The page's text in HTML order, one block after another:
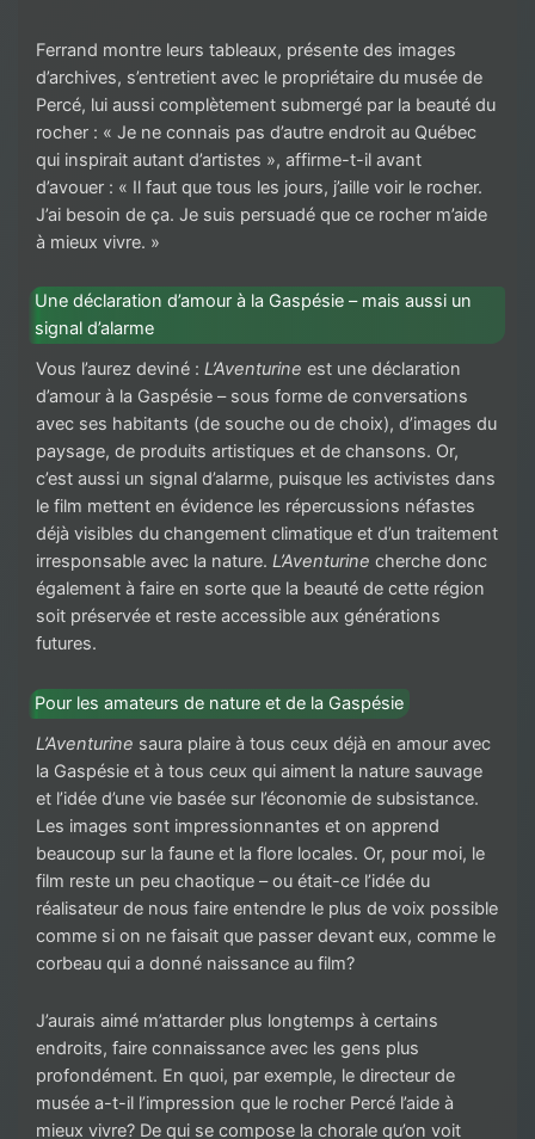
Ferrand montre leurs tableaux, présente des images
d’archives, s’entretient avec le propriétaire du musée de
Percé, lui aussi complètement submergé par la beauté du
rocher : « Je ne connais pas d’autre endroit au Québec
qui inspirait autant d’artistes », affirme-t-il avant
d’avouer : « Il faut que tous les jours, j’aille voir le rocher.
J’ai besoin de ça. Je suis persuadé que ce rocher m’aide
à mieux vivre. »
Une déclaration d’amour à la Gaspésie – mais aussi un
signal d’alarme
Vous l’aurez deviné : L’Aventurine est une déclaration
d’amour à la Gaspésie – sous forme de conversations
avec ses habitants (de souche ou de choix), d’images du
paysage, de produits artistiques et de chansons. Or,
c’est aussi un signal d’alarme, puisque les activistes dans
le film mettent en évidence les répercussions néfastes
déjà visibles du changement climatique et d’un traitement
irresponsable avec la nature. L’Aventurine cherche donc
également à faire en sorte que la beauté de cette région
soit préservée et reste accessible aux générations
futures.
Pour les amateurs de nature et de la Gaspésie
L’Aventurine saura plaire à tous ceux déjà en amour avec
la Gaspésie et à tous ceux qui aiment la nature sauvage
et l’idée d’une vie basée sur l’économie de subsistance.
Les images sont impressionnantes et on apprend
beaucoup sur la faune et la flore locales. Or, pour moi, le
film reste un peu chaotique – ou était-ce l’idée du
réalisateur de nous faire entendre le plus de voix possible
comme si on ne faisait que passer devant eux, comme le
corbeau qui a donné naissance au film?
J’aurais aimé m’attarder plus longtemps à certains
endroits, faire connaissance avec les gens plus
profondément. En quoi, par exemple, le directeur de
musée a-t-il l’impression que le rocher Percé l’aide à
mieux vivre? De qui se compose la chorale qu’on voit